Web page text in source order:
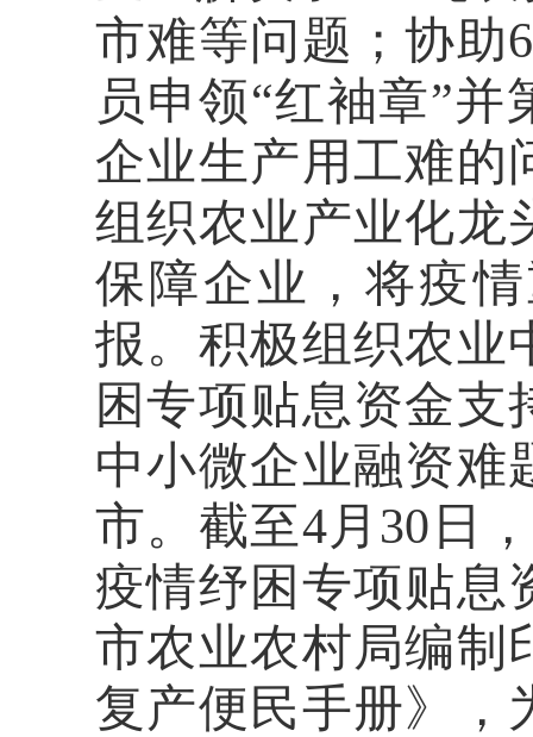
市难等问题；协助
员申领“红袖章”
企业生产用工难的
组织农业产业化龙
保障企业，将疫
报。积极组织农业
困专项贴息资金支
中小微企业融资难
市。截至4月30日
疫情纾困专项贴息
市农业农村局编制
复产便民手册》，